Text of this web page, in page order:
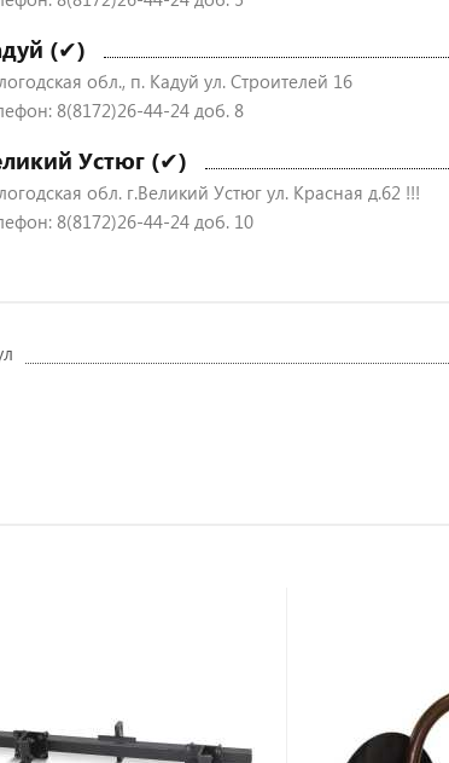
(✔)
обл., п. Кадуй ул. Строителей 16
8(8172)26-44-24 доб. 8
Устюг (✔)
обл. г.Великий Устюг ул. Красная д.62 !!!
8(8172)26-44-24 доб. 10